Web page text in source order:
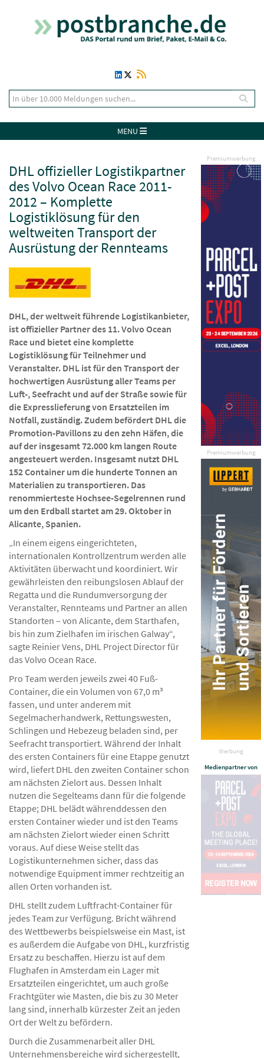
MENU
Premiumwerbung
Premiumwerbung
Werbung
Medienpartner von
DHL offizieller Logistikpartner
des Volvo Ocean Race 2011-
2012 – Komplette
Logistiklösung für den
weltweiten Transport der
Ausrüstung der Rennteams
DHL, der weltweit führende Logistikanbieter,
ist offizieller Partner des 11. Volvo Ocean
Race und bietet eine komplette
Logistiklösung für Teilnehmer und
Veranstalter. DHL ist für den Transport der
hochwertigen Ausrüstung aller Teams per
Luft-, Seefracht und auf der Straße sowie für
die Expresslieferung von Ersatzteilen im
Notfall, zuständig. Zudem befördert DHL die
Promotion-Pavillons zu den zehn Häfen, die
auf der insgesamt 72.000 km langen Route
angesteuert werden. Insgesamt nutzt DHL
152 Container um die hunderte Tonnen an
Materialien zu transportieren. Das
renommierteste Hochsee-Segelrennen rund
um den Erdball startet am 29. Oktober in
Alicante, Spanien.
„In einem eigens eingerichteten,
internationalen Kontrollzentrum werden alle
Aktivitäten überwacht und koordiniert. Wir
gewährleisten den reibungslosen Ablauf der
Regatta und die Rundumversorgung der
Veranstalter, Rennteams und Partner an allen
Standorten – von Alicante, dem Starthafen,
bis hin zum Zielhafen im irischen Galway“,
sagte Reinier Vens, DHL Project Director für
das Volvo Ocean Race.
Pro Team werden jeweils zwei 40 Fuß-
Container, die ein Volumen von 67,0 m³
fassen, und unter anderem mit
Segelmacherhandwerk, Rettungswesten,
Schlingen und Hebezeug beladen sind, per
Seefracht transportiert. Während der Inhalt
des ersten Containers für eine Etappe genutzt
wird, liefert DHL den zweiten Container schon
am nächsten Zielort aus. Dessen Inhalt
nutzen die Segelteams dann für die folgende
Etappe; DHL belädt währenddessen den
ersten Container wieder und ist den Teams
am nächsten Zielort wieder einen Schritt
voraus. Auf diese Weise stellt das
Logistikunternehmen sicher, dass das
notwendige Equipment immer rechtzeitig an
allen Orten vorhanden ist.
DHL stellt zudem Luftfracht-Container für
jedes Team zur Verfügung. Bricht während
des Wettbewerbs beispielsweise ein Mast, ist
es außerdem die Aufgabe von DHL, kurzfristig
Ersatz zu beschaffen. Hierzu ist auf dem
Flughafen in Amsterdam ein Lager mit
Ersatzteilen eingerichtet, um auch große
Frachtgüter wie Masten, die bis zu 30 Meter
lang sind, innerhalb kürzester Zeit an jeden
Ort der Welt zu befördern.
Durch die Zusammenarbeit aller DHL
Unternehmensbereiche wird sichergestellt,